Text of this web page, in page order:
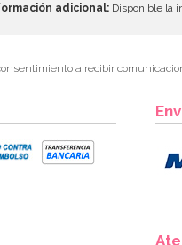
adicional: Disponible la
a recibir